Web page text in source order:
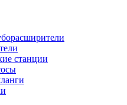
станции